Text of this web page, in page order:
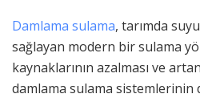
Damlama sulama, tarımda
sağlayan modern bir sulama
kaynaklarının azalması ve
damlama sulama sistemlerinin